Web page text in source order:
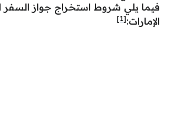
فيما يلي شروط استخراج جواز السفر
الإمارات:[1]